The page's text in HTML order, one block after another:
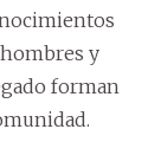
hombres y
forman